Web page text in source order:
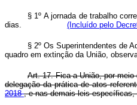
§ 1º A jornada de trabalho
dias. (Incluído pelo
§ 2º Os Superintendentes de
quadro em extinção da União,
Art. 17. Fica a União, por
delegação da prática de atos
2018, e nas demais leis específicas,